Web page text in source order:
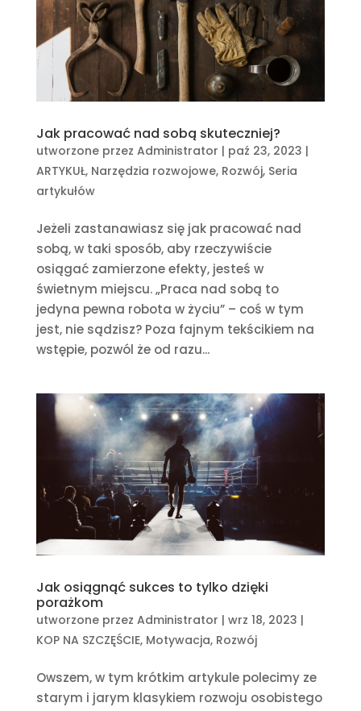
Jak pracować nad sobą skuteczniej?
utworzone przez Administrator | paź 23, 2023 |
ARTYKUŁ, Narzędzia rozwojowe, Rozwój, Seria
artykułów
Jeżeli zastanawiasz się jak pracować nad
sobą, w taki sposób, aby rzeczywiście
osiągać zamierzone efekty, jesteś w
świetnym miejscu. „Praca nad sobą to
jedyna pewna robota w życiu” – coś w tym
jest, nie sądzisz? Poza fajnym tekścikiem na
wstępie, pozwól że od razu...
Jak osiągnąć sukces to tylko dzięki
porażkom
utworzone przez Administrator | wrz 18, 2023 |
KOP NA SZCZĘŚCIE, Motywacja, Rozwój
Owszem, w tym krótkim artykule polecimy ze
starym i jarym klasykiem rozwoju osobistego